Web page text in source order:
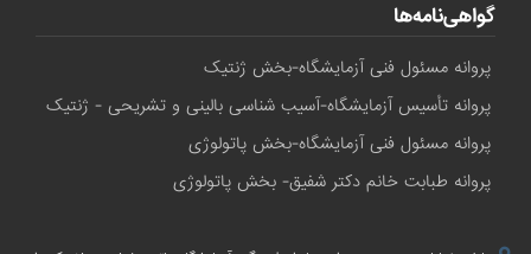
گواهی‌نامه‌ها
پروانه مسئول فنی آزمایشگاه-بخش ژنتیک
پروانه تأسیس آزمایشگاه-آسیب شناسی بالینی و تشریحی - ژنتیک
پروانه مسئول فنی آزمایشگاه-بخش پاتولوژی
پروانه طبابت خانم دکتر شفیق- بخش پاتولوژی